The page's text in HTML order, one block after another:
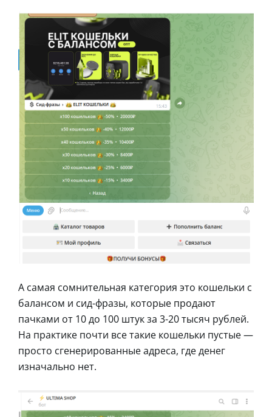
А самая сомнительная категория это кошельки с
балансом и сид-фразы, которые продают
пачками от 10 до 100 штук за 3-20 тысяч рублей.
На практике почти все такие кошельки пустые —
просто сгенерированные адреса, где денег
изначально нет.